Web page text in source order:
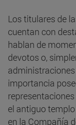
Los titulares de
cuentan con
hablan de
devotos o,
importancia
el antiguo
en la Compañía